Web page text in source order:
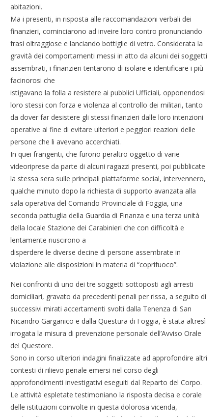
abitazioni.
Ma i presenti, in risposta alle raccomandazioni verbali dei
finanzieri, cominciarono ad inveire loro contro pronunciando
frasi oltraggiose e lanciando bottiglie di vetro. Considerata la
gravità dei comportamenti messi in atto da alcuni dei soggetti
assembrati, i finanzieri tentarono di isolare e identificare i più
facinorosi che
istigavano la folla a resistere ai pubblici Ufficiali, opponendosi
loro stessi con forza e violenza al controllo dei militari, tanto
da dover far desistere gli stessi finanzieri dalle loro intenzioni
operative al fine di evitare ulteriori e peggiori reazioni delle
persone che li avevano accerchiati.
In quei frangenti, che furono peraltro oggetto di varie
videoriprese da parte di alcuni ragazzi presenti, poi pubblicate
la stessa sera sulle principali piattaforme social, intervennero,
qualche minuto dopo la richiesta di supporto avanzata alla
sala operativa del Comando Provinciale di Foggia, una
seconda pattuglia della Guardia di Finanza e una terza unità
della locale Stazione dei Carabinieri che con difficoltà e
lentamente riuscirono a
disperdere le diverse decine di persone assembrate in
violazione alle disposizioni in materia di “coprifuoco”.
Nei confronti di uno dei tre soggetti sottoposti agli arresti
domiciliari, gravato da precedenti penali per rissa, a seguito di
successivi mirati accertamenti svolti dalla Tenenza di San
Nicandro Garganico e dalla Questura di Foggia, è stata altresì
irrogata la misura di prevenzione personale dell’Avviso Orale
del Questore.
Sono in corso ulteriori indagini finalizzate ad approfondire altri
contesti di rilievo penale emersi nel corso degli
approfondimenti investigativi eseguiti dal Reparto del Corpo.
Le attività espletate testimoniano la risposta decisa e corale
delle istituzioni coinvolte in questa dolorosa vicenda,